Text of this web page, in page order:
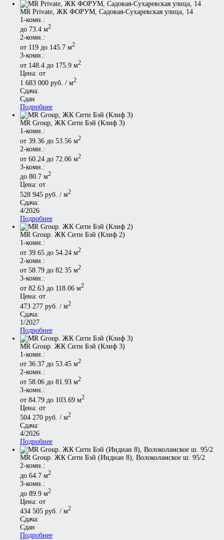
MR Private, ЖК ФОРУМ, Садовая-Сухаревская улица, 14
1-комн.:
до 73.4 м2
2-комн.:
от 119 до 145.7 м2
3-комн.:
от 148.4 до 175.9 м2
Цена: от
1 683 000 руб. / м2
Сдача:
Сдан
Подробнее
MR Group, ЖК Сити Бэй (Клиф 3)
1-комн.:
от 39.36 до 53.56 м2
2-комн.:
от 60.24 до 72.06 м2
3-комн.:
до 80.7 м2
Цена: от
528 945 руб. / м2
Сдача:
4/2026
Подробнее
MR Group. ЖК Сити Бэй (Клиф 2)
1-комн.:
от 39.65 до 54.24 м2
2-комн.:
от 58.79 до 82.35 м2
3-комн.:
от 82.63 до 118.06 м2
Цена: от
473 277 руб. / м2
Сдача:
1/2027
Подробнее
MR Group. ЖК Сити Бэй (Клиф 3)
1-комн.:
от 36.37 до 53.45 м2
2-комн.:
от 58.06 до 81.93 м2
3-комн.:
от 84.79 до 103.69 м2
Цена: от
504 270 руб. / м2
Сдача:
4/2026
Подробнее
MR Group. ЖК Сити Бэй (Индиан 8), Волоколамское ш. 95/2
2-комн.:
до 64.7 м2
3-комн.:
до 89.9 м2
Цена: от
434 505 руб. / м2
Сдача:
Сдан
Подробнее